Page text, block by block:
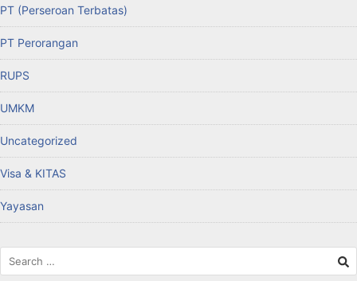
PT (Perseroan Terbatas)
PT Perorangan
RUPS
UMKM
Uncategorized
Visa & KITAS
Yayasan